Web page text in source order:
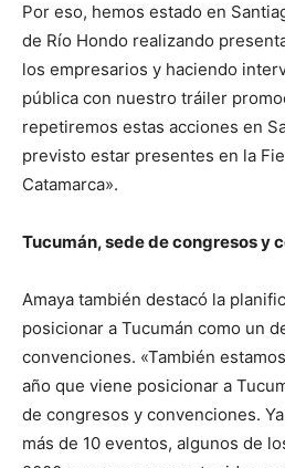
Por eso, hemos estado en
de Río Hondo realizando
los empresarios y haciendo
pública con nuestro tráiler
repetiremos estas acciones en
previsto estar presentes en la
Catamarca».
Tucumán, sede de congresos y
Amaya también destacó la
posicionar a Tucumán como un
convenciones. «También
año que viene posicionar a
de congresos y convenciones.
más de 10 eventos, algunos de